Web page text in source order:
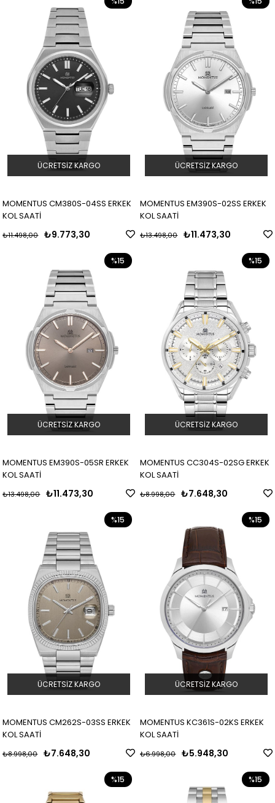
MOMENTUS CM380S-04SS ERKEK
KOL SAATİ
₺9.773,30
₺11.498,00
ÜCRETSIZ KARGO
MOMENTUS EM390S-02SS ERKEK
KOL SAATİ
₺11.473,30
₺13.498,00
ÜCRETSIZ KARGO
MOMENTUS EM390S-05SR ERKEK
KOL SAATİ
₺11.473,30
₺13.498,00
%15
ÜCRETSIZ KARGO
MOMENTUS CC304S-02SG ERKEK
KOL SAATİ
₺7.648,30
₺8.998,00
%15
ÜCRETSIZ KARGO
MOMENTUS CM262S-03SS ERKEK
KOL SAATİ
₺7.648,30
₺8.998,00
%15
ÜCRETSIZ KARGO
MOMENTUS KC361S-02KS ERKEK
KOL SAATİ
₺5.948,30
₺6.998,00
%15
ÜCRETSIZ KARGO
%15 %15